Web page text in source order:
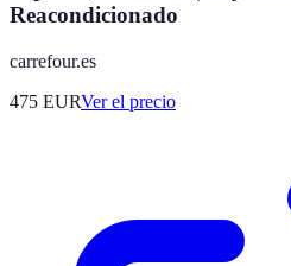
Reacondicionado
carrefour.es
475 EURVer el precio